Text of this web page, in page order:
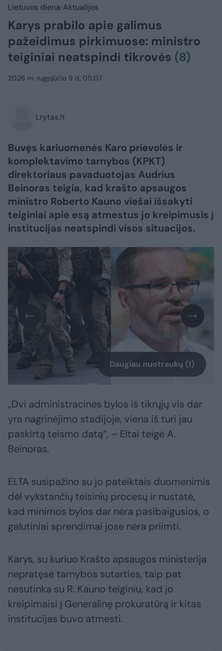
Lietuvos diena Aktualijos
Karys prabilo apie galimus
pažeidimus pirkimuose: ministro
teiginiai neatspindi tikrovės (8)
2026 m. rugpjūčio 9 d. 05:07
Lrytas.lt
Buvęs kariuomenės Karo prievolės ir
komplektavimo tarnybos (KPKT)
direktoriaus pavaduotojas Audrius
Beinoras teigia, kad krašto apsaugos
ministro Roberto Kauno viešai išsakyti
teiginiai apie esą atmestus jo kreipimusis į
institucijas neatspindi visos situacijos.
Daugiau nuotraukų (1)
„Dvi administracinės bylos iš tikrųjų vis dar
yra nagrinėjimo stadijoje, viena iš turi jau
paskirtą teismo datą“, – Eltai teigė A.
Beinoras.
ELTA susipažino su jo pateiktais duomenimis
dėl vykstančių teisinių procesų ir nustatė,
kad minimos bylos dar nėra pasibaigusios, o
galutiniai sprendimai jose nėra priimti.
Karys, su kuriuo Krašto apsaugos ministerija
nepratęsė tarnybos sutarties, taip pat
nesutinka su R. Kauno teiginiu, kad jo
kreipimaisi į Generalinę prokuratūrą ir kitas
institucijas buvo atmesti.